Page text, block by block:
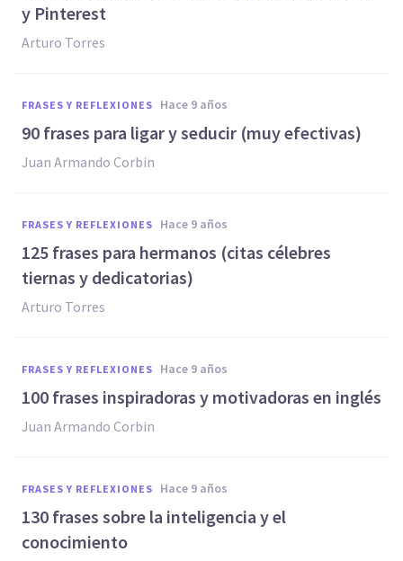
y Pinterest
Arturo Torres
FRASES Y REFLEXIONES hace 9 años
90 frases para ligar y seducir (muy efectivas)
Juan Armando Corbin
FRASES Y REFLEXIONES hace 9 años
125 frases para hermanos (citas célebres
tiernas y dedicatorias)
Arturo Torres
FRASES Y REFLEXIONES hace 9 años
100 frases inspiradoras y motivadoras en inglés
Juan Armando Corbin
FRASES Y REFLEXIONES hace 9 años
130 frases sobre la inteligencia y el
conocimiento